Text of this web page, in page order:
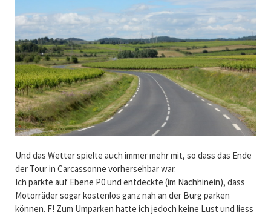
Und das Wetter spielte auch immer mehr mit, so dass das Ende
der Tour in Carcassonne vorhersehbar war.
Ich parkte auf Ebene P0 und entdeckte (im Nachhinein), dass
Motorräder sogar kostenlos ganz nah an der Burg parken
können. F! Zum Umparken hatte ich jedoch keine Lust und liess